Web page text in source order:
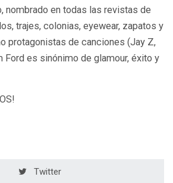
nombrado en todas las revistas de
trajes, colonias, eyewear, zapatos y
protagonistas de canciones (Jay Z,
Ford es sinónimo de glamour, éxito y
Twitter